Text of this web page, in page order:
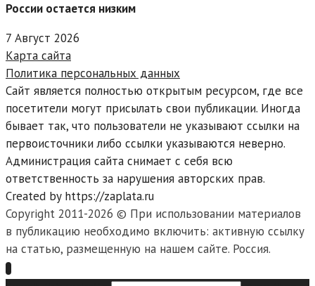
России остается низким
7 Август 2026
Карта сайта
Политика персональных данных
Сайт является полностью открытым ресурсом, где все
посетители могут присылать свои публикации. Иногда
бывает так, что пользователи не указывают ссылки на
первоисточники либо ссылки указываются неверно.
Администрация сайта снимает с себя всю
ответственность за нарушения авторских прав.
Created by https://zaplata.ru
Copyright 2011-2026 © При использовании материалов
в публикацию необходимо включить: активную ссылку
на статью, размещенную на нашем сайте. Россия.